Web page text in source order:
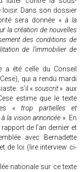
Dans son dossier
sera donnée «à la
la création de nouvelles
des conditions de
de l’immobilier de
a été celle du Conseil
qui a rendu mardi
: s’il « souscrit» aux
estime que le texte
« trop partielles et
la vision annoncée ». En
de l’an dernier et
avec Bernadette
de loi (lire interview ci-
nationale sur ce texte